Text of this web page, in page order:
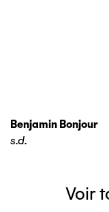
Benjamin Bonjour
s.d.
Voir